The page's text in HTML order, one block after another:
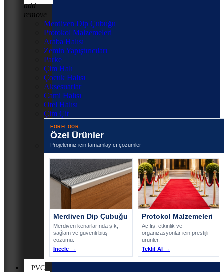
add
remove
Merdiven Dip Çubuğu
Protokol Malzemeleri
Araba Halısı
Zemin Yapıştırıcıları
Parke
Çim Halı
Çocuk Halısı
Aksesuarlar
Cami Halısı
Otel Halısı
Çim Çit
FORFLOOR
Özel Ürünler
Projeleriniz için tamamlayıcı çözümler
Merdiven Dip Çubuğu
Merdiven kenarlarında şık,
sağlam ve güvenli bitiş
çözümü.
İncele →
Protokol Malzemeleri
Açılış, etkinlik ve
organizasyonlar için prestijli
ürünler.
Teklif Al →
PVC